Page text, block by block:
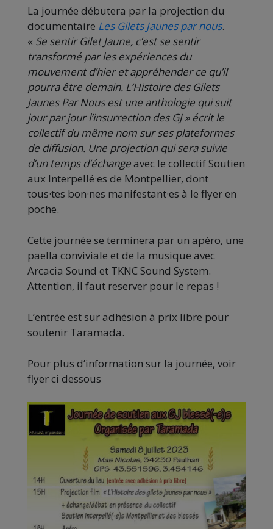
La journée débutera par la projection du
documentaire Les Gilets Jaunes par nous.
« Se sentir Gilet Jaune, c’est se sentir
transformé par les expériences du
mouvement d’hier et appréhender ce qu’il
pourra être demain. L’Histoire des Gilets
Jaunes Par Nous est une anthologie qui suit
jour par jour l’insurrection des GJ » écrit le
collectif du même nom sur ses plateformes
de diffusion. Une projection qui sera suivie
d’un temps d’échangeavec le collectif Soutien
aux Interpellé·es de Montpellier, dont
tous·tes bon·nes manifestant·es à le flyer en
poche.
Cette journée se terminera par un apéro, une
paella conviviale et de la musique avec
Arcacia Sound et TKNC Sound System.
Attention, il faut reserver pour le repas !
L’entrée est sur adhésion à prix libre pour
soutenir Taramada.
Pour plus d’information sur la journée, voir
flyer ci dessous